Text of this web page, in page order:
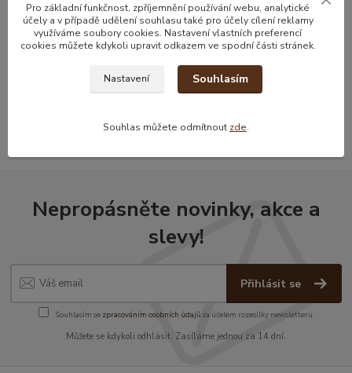
Zboží zařazeno v kategoriích
Nepropásněte novinky, akce a
slevy!
Přihlásit se
Souhlasím se zpracováním osobních údajůza účelem rozesílky newsletteru.
Můžete se kdykoli odhlásit. Zasíláme jednou za 14 dní.
Pro základní funkčnost, zpříjemnění používání webu, analytické
účely a v případě udělení souhlasu také pro účely cílení reklamy
využíváme soubory cookies. Nastavení vlastních preferencí
cookies můžete kdykoli upravit odkazem ve spodní části stránek.
Nastavení Souhlasím
Souhlas můžete odmítnout zde.